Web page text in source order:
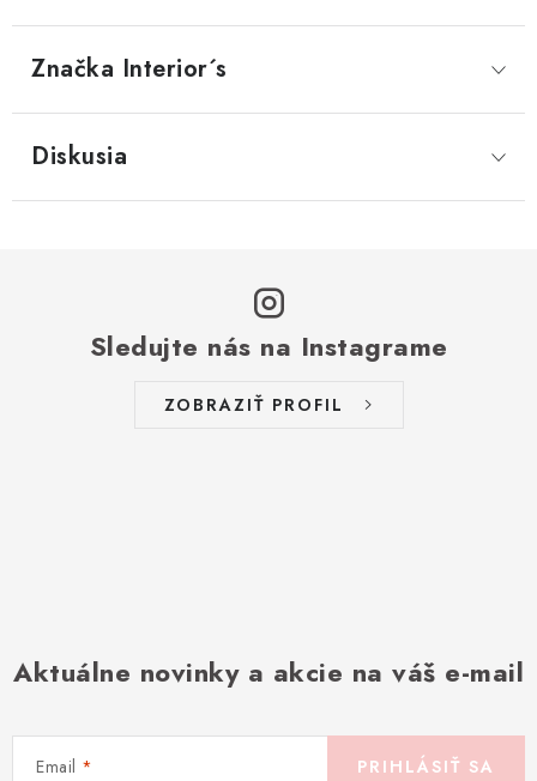
Značka Interior´s
Diskusia
Sledujte nás na Instagrame
ZOBRAZIŤ PROFIL
Aktuálne novinky a akcie na váš e-mail
Email PRIHLÁSIŤ SA